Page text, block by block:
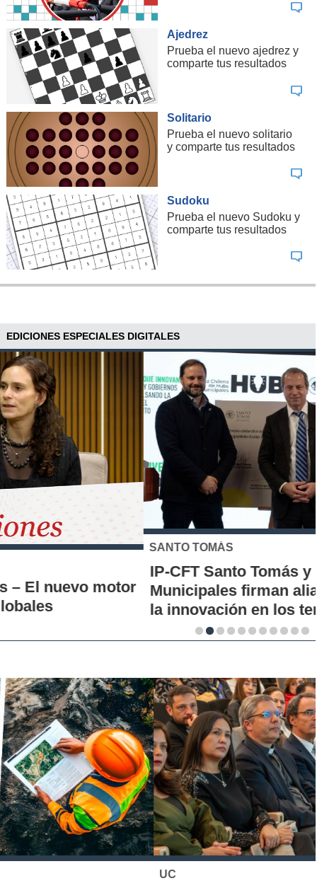
Ajedrez
Prueba el nuevo ajedrez y
comparte tus resultados
Solitario
Prueba el nuevo solitario
y comparte tus resultados
Sudoku
Prueba el nuevo Sudoku y
comparte tus resultados
EDICIONES ESPECIALES DIGITALES
SANTO TOMÁS
IP-CFT Santo Tomás y Red de Hubs
Municipales firman alianza para impulsar
la innovación en los territorios